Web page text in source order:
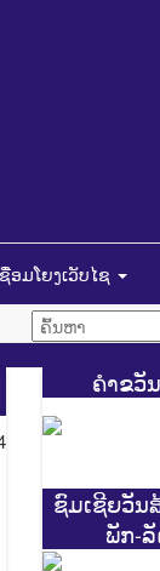
ອມໂຍງເວັບໄຊ
ຄຳຂວັ
ຊົມເຊີຍວັນ
ພັກ-